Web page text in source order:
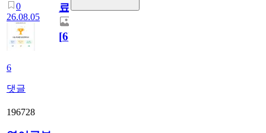
0
26.08.05
6
댓글
료
[6]
196728